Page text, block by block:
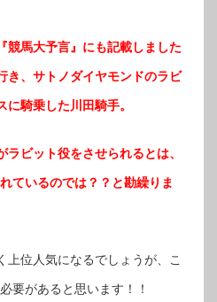
競馬大予言』にも記載しました
き、サトノダイヤモンドのラビ
騎乗した川田騎手。
ビット役をさせられるとは、
ているのでは？？と勘繰りま
上位人気になるでしょうが、こ
要があると思います！！